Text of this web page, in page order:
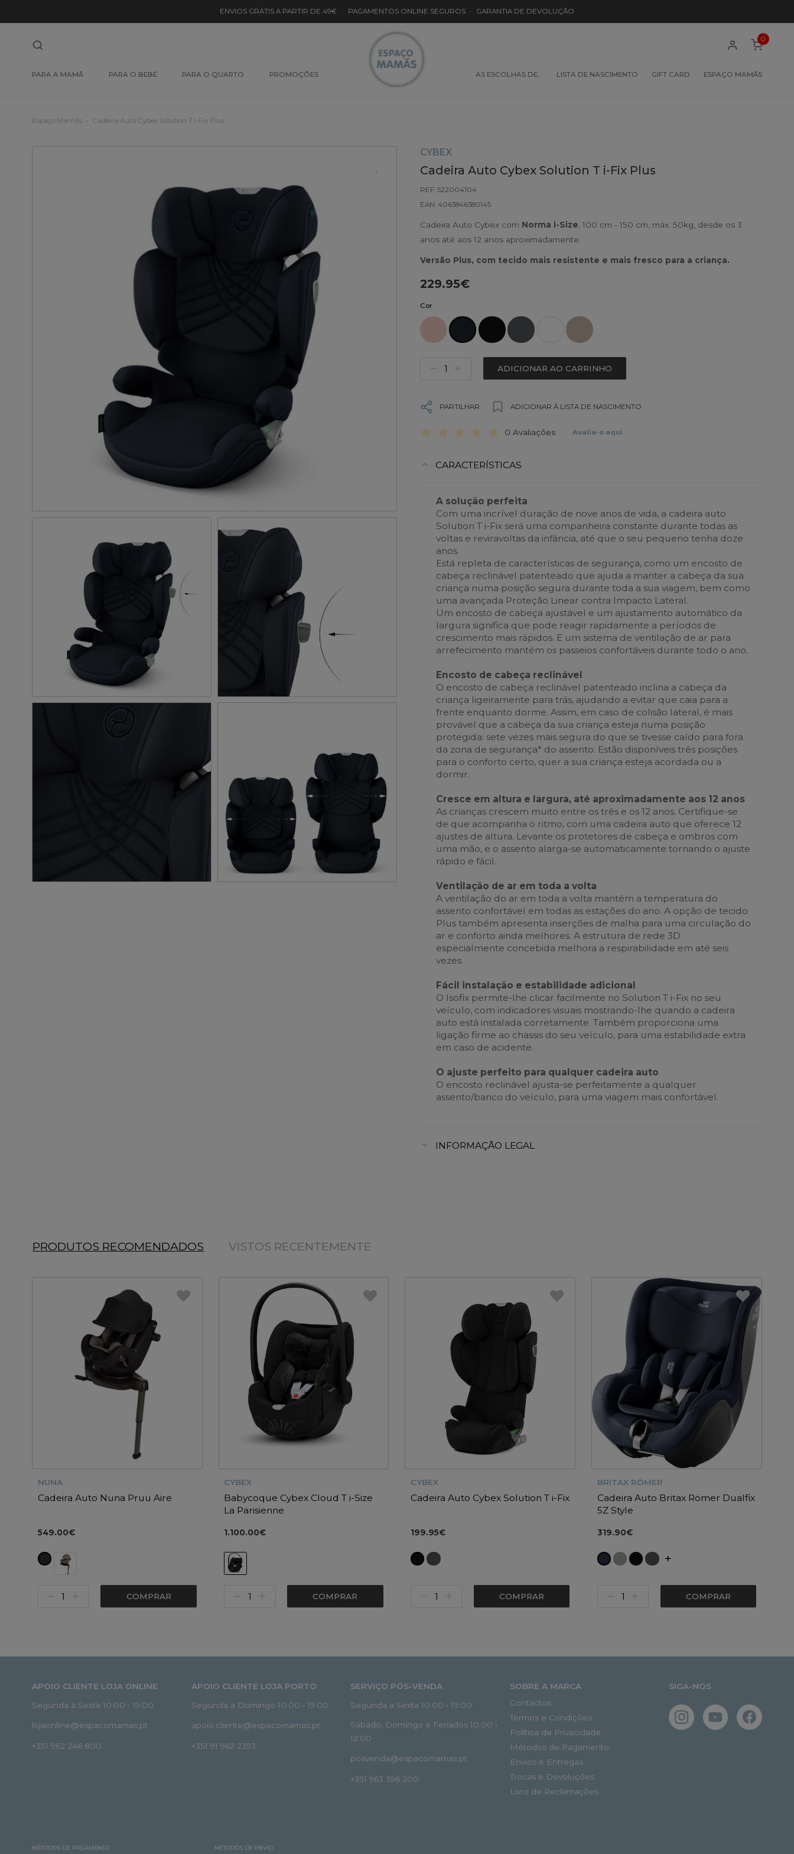
ENVIOS GRÁTIS A PARTIR DE 49€ · PAGAMENTOS ONLINE SEGUROS · GARANTIA DE DEVOLUÇÃO
PARA A MAMÃ PARA O BEBÉ PARA O QUARTO PROMOÇÕES AS ESCOLHAS DE… LISTA DE NASCIMENTO GIFT CARD ESPAÇO MAMÃS
0
Espaço Mamãs Cadeira Auto Cybex Solution T i-Fix Plus
CYBEX
Cadeira Auto Cybex Solution T i-Fix Plus
REF: 522004104
EAN: 4063846380145
Cadeira Auto Cybex com Norma i-Size, 100 cm - 150 cm, máx. 50kg, desde os 3
anos até aos 12 anos aproximadamente.
Versão Plus, com tecido mais resistente e mais fresco para a criança.
229.95€
Cor
ADICIONAR AO CARRINHO
PARTILHAR ADICIONAR À LISTA DE NASCIMENTO
0 Avaliações Avalia-o aqui
CARACTERÍSTICAS
A solução perfeita
Com uma incrível duração de nove anos de vida, a cadeira auto
Solution T i-Fix será uma companheira constante durante todas as
voltas e reviravoltas da infância, até que o seu pequeno tenha doze
anos.
Está repleta de características de segurança, como um encosto de
cabeça reclinável patenteado que ajuda a manter a cabeça da sua
criança numa posição segura durante toda a sua viagem, bem como
uma avançada Proteção Linear contra Impacto Lateral.
Um encosto de cabeça ajustável e um ajustamento automático da
largura significa que pode reagir rapidamente a períodos de
crescimento mais rápidos. E um sistema de ventilação de ar para
arrefecimento mantém os passeios confortáveis durante todo o ano.
Encosto de cabeça reclinável
O encosto de cabeça reclinável patenteado inclina a cabeça da
criança ligeiramente para trás, ajudando a evitar que caia para a
frente enquanto dorme. Assim, em caso de colisão lateral, é mais
provável que a cabeça da sua criança esteja numa posição
protegida: sete vezes mais segura do que se tivesse caído para fora
da zona de segurança* do assento. Estão disponíveis três posições
para o conforto certo, quer a sua criança esteja acordada ou a
dormir.
Cresce em altura e largura, até aproximadamente aos 12 anos
As crianças crescem muito entre os três e os 12 anos. Certifique-se
de que acompanha o ritmo, com uma cadeira auto que oferece 12
ajustes de altura. Levante os protetores de cabeça e ombros com
uma mão, e o assento alarga-se automaticamente tornando o ajuste
rápido e fácil.
Ventilação de ar em toda a volta
A ventilação do ar em toda a volta mantém a temperatura do
assento confortável em todas as estações do ano. A opção de tecido
Plus também apresenta inserções de malha para uma circulação do
ar e conforto ainda melhores. A estrutura de rede 3D
especialmente concebida melhora a respirabilidade em até seis
vezes.
Fácil instalação e estabilidade adicional
O Isofix permite-lhe clicar facilmente no Solution T i-Fix no seu
veículo, com indicadores visuais mostrando-lhe quando a cadeira
auto está instalada corretamente. Também proporciona uma
ligação firme ao chassis do seu veículo, para uma estabilidade extra
em caso de acidente.
O ajuste perfeito para qualquer cadeira auto
O encosto reclinável ajusta-se perfeitamente a qualquer
assento/banco do veículo, para uma viagem mais confortável.
INFORMAÇÃO LEGAL
PRODUTOS RECOMENDADOS VISTOS RECENTEMENTE
NUNA
Cadeira Auto Nuna Pruu Aire
549.00€
COMPRAR
CYBEX
Babycoque Cybex Cloud T i-Size
La Parisienne
1.100.00€
COMPRAR
CYBEX
Cadeira Auto Cybex Solution T i-Fix
199.95€
COMPRAR
BRITAX RÖMER
Cadeira Auto Britax Römer Dualfix
5Z Style
319.90€
COMPRAR
APOIO CLIENTE LOJA ONLINE
Segunda a Sexta 10:00 › 19:00
lojaonline@espacomamas.pt
+351 962 246 800
APOIO CLIENTE LOJA PORTO
Segunda a Domingo 10:00 › 19:00
apoio.cliente@espacomamas.pt
+351 91 962 2393
SERVIÇO PÓS-VENDA
Segunda a Sexta 10:00 › 19:00
Sábado, Domingo e Feriados 10:00 ›
12:00
posvenda@espacomamas.pt
+351 963 396 200
SOBRE A MARCA
Contactos
Termos e Condições
Política de Privacidade
Métodos de Pagamento
Envios e Entregas
Trocas e Devoluções
Livro de Reclamações
SIGA-NOS
MÉTODOS DE PAGAMENTO MÉTODOS DE ENVIO